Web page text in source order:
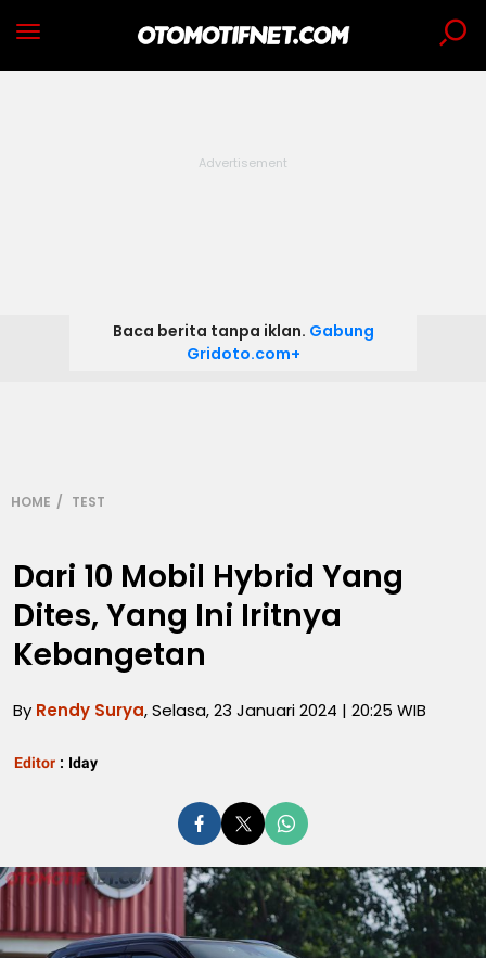
Baca berita tanpa iklan. Gabung
Gridoto.com+
HOME TEST
Dari 10 Mobil Hybrid Yang
Dites, Yang Ini Iritnya
Kebangetan
By Rendy Surya, Selasa, 23 Januari 2024 | 20:25 WIB
Editor : Iday